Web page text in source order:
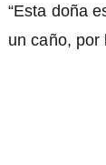
“Esta doña
un caño, por